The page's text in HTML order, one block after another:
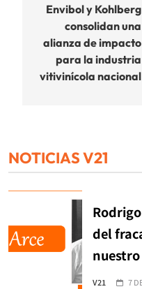
de
entradas
Envibol y Kohlberg
consolidan una
alianza de impacto
para la industria
vitivinícola nacional
NOTICIAS V21
del
V21 7